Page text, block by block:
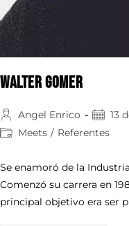
Walter Gomer
Angel Enrico
13
Meets / Referentes
Se enamoró de la
Comenzó su carrera en
principal objetivo era ser